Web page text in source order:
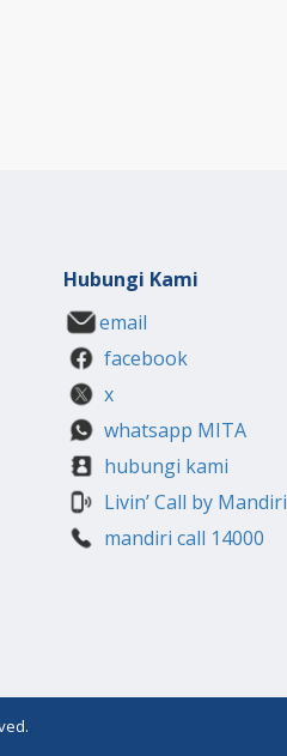
Hubungi Kami
email
facebook
x
whatsapp MITA
hubungi kami
Livin’ Call by Mandiri
mandiri call 14000